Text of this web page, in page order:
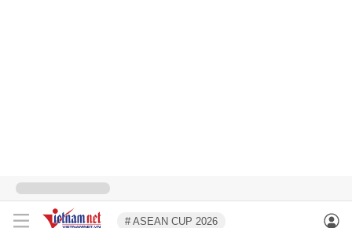
# ASEAN CUP 2026